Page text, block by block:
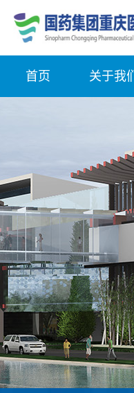
首页 关于我们